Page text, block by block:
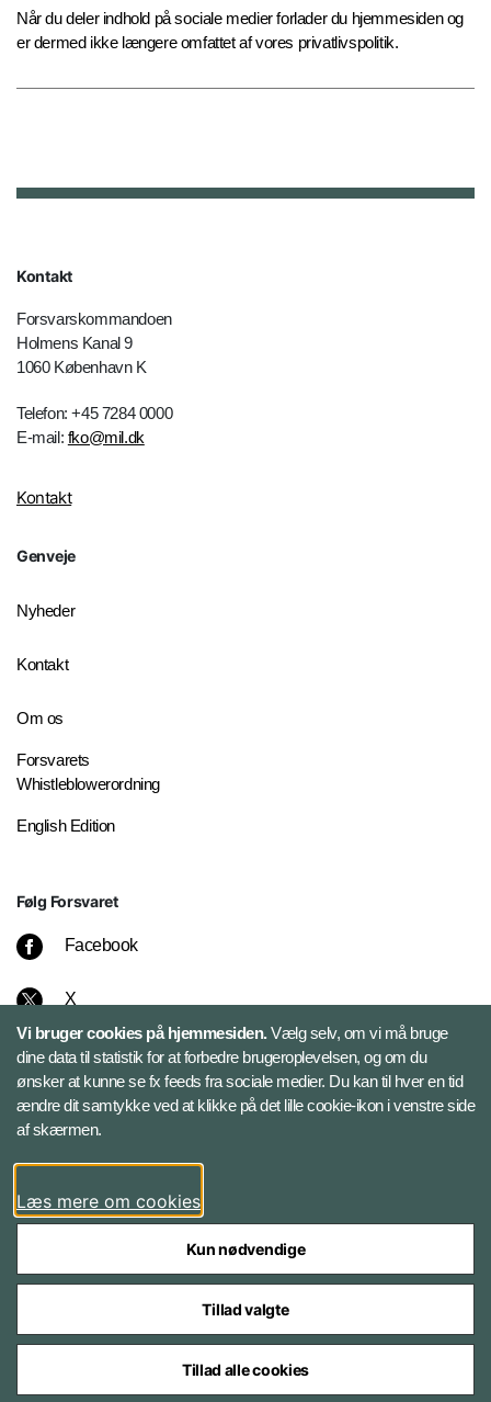
Når du deler indhold på sociale medier forlader du hjemmesiden og
er dermed ikke længere omfattet af vores privatlivspolitik.
Kontakt
Forsvarskommandoen
Holmens Kanal 9
1060 København K
Telefon: +45 7284 0000
E-mail: fko@mil.dk
Kontakt
Genveje
Nyheder
Kontakt
Om os
Forsvarets
Whistleblowerordning
English Edition
Følg Forsvaret
Facebook
X
Instagram
Bluesky
LinkedIn
Styrelser og myndigheder under Forsvarsministeriet
Vi bruger cookies på hjemmesiden.Vælg selv, om vi må bruge
dine data til statistik for at forbedre brugeroplevelsen, og om du
ønsker at kunne se fx feeds fra sociale medier. Du kan til hver en tid
ændre dit samtykke ved at klikke på det lille cookie-ikon i venstre side
af skærmen.
Læs mere om cookies
Kun nødvendige
Tillad valgte
Tillad alle cookies